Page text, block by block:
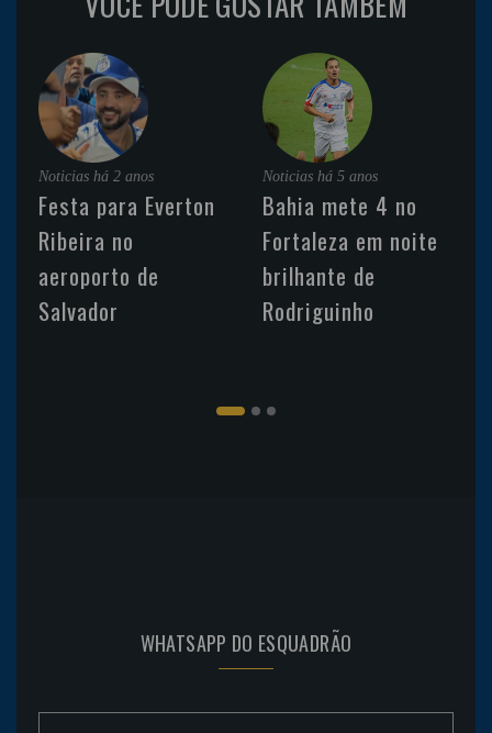
Noticias há 2 anos
Festa para Everton
Ribeira no
aeroporto de
Salvador
Noticias há 5 anos
Bahia mete 4 no
Fortaleza em noite
brilhante de
Rodriguinho
WHATSAPP DO ESQUADRÃO